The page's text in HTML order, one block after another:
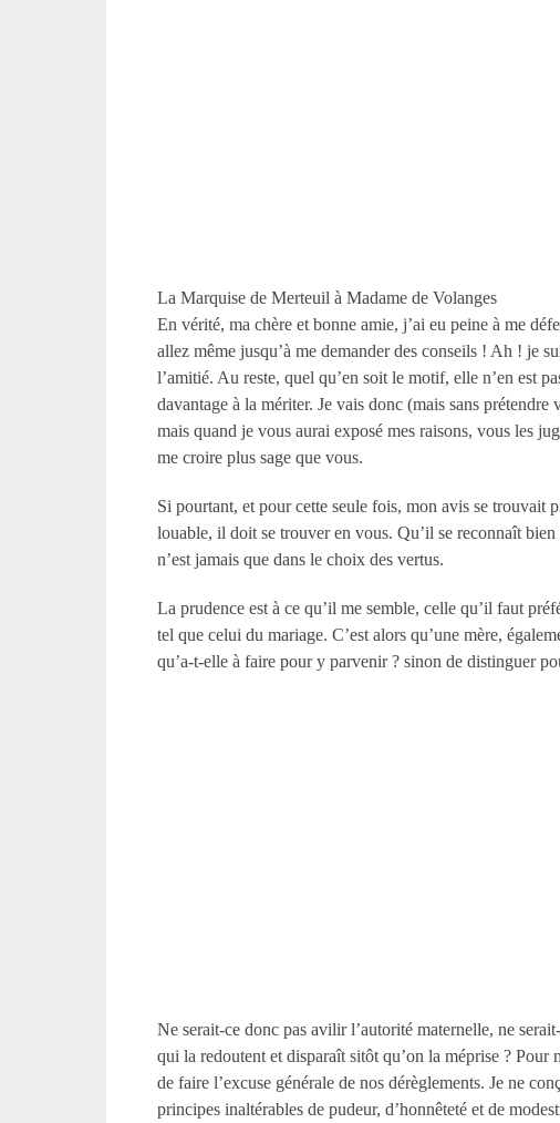
La Marquise de Merteuil à Madame de Volanges
En vérité, ma chère et bonne amie, j’ai eu peine à me
allez même jusqu’à me demander des conseils ! Ah ! je
l’amitié. Au reste, quel qu’en soit le motif, elle n’en est
davantage à la mériter. Je vais donc (mais sans
mais quand je vous aurai exposé mes raisons, vous les
me croire plus sage que vous.
Si pourtant, et pour cette seule fois, mon avis se trouvait
louable, il doit se trouver en vous. Qu’il se reconnaît
n’est jamais que dans le choix des vertus.
La prudence est à ce qu’il me semble, celle qu’il faut
tel que celui du mariage. C’est alors qu’une mère,
qu’a-t-elle à faire pour y parvenir ? sinon de distinguer
Ne serait-ce donc pas avilir l’autorité maternelle, ne
qui la redoutent et disparaît sitôt qu’on la méprise ? Pour
de faire l’excuse générale de nos dérèglements. Je ne
principes inaltérables de pudeur, d’honnêteté et de